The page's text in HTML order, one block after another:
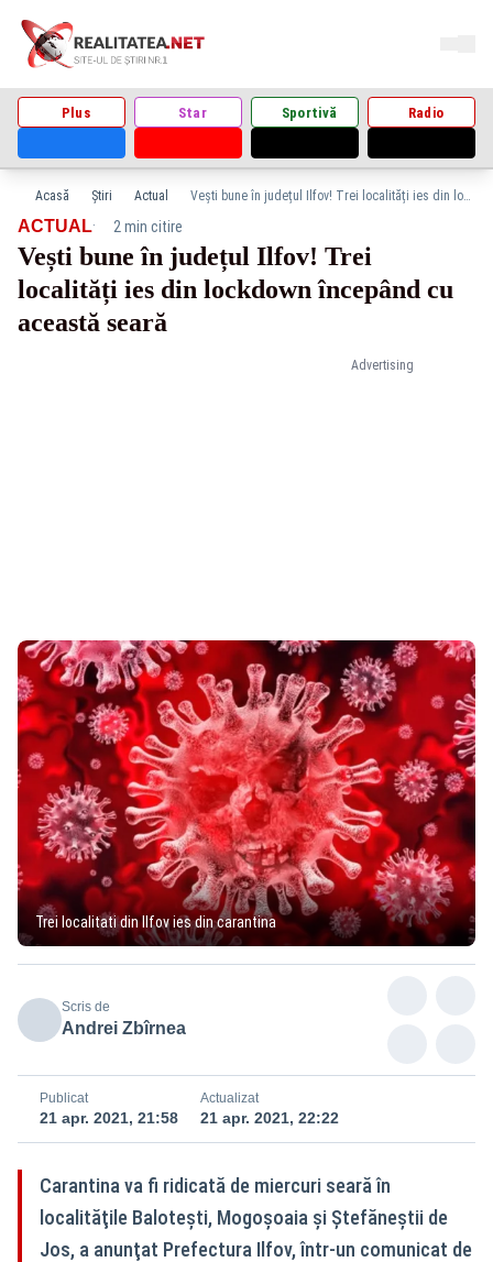
Plus Star Sportivă Radio
Acasă Știri Actual Vești bune în județul Ilfov! Trei localități ies din lockdown începând cu această seară
Advertising
ACTUAL· 2 min citire
Vești bune în județul Ilfov! Trei
localități ies din lockdown începând cu
această seară
Trei localitati din Ilfov ies din carantina
Scris de
Andrei Zbîrnea
Publicat
21 apr. 2021, 21:58
Actualizat
21 apr. 2021, 22:22
Carantina va fi ridicată de miercuri seară în
localităţile Baloteşti, Mogoşoaia şi Ştefăneştii de
Jos, a anunţat Prefectura Ilfov, într-un comunicat de